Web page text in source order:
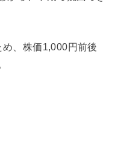
め、株価1,000円前後